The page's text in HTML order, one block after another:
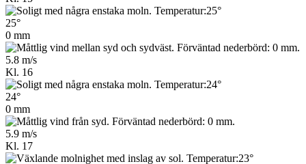
25°
0 mm
5.8 m/s
Kl. 16
24°
0 mm
5.9 m/s
Kl. 17